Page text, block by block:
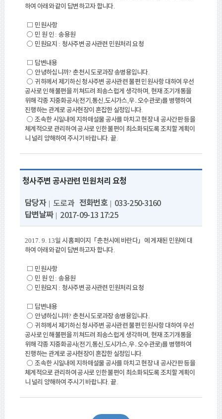
하여 아래와 같이 답변하고자 합니다.
□ 민원사항
○ 민 원 인 :송용원
○ 민원요지 : 청사주변 공사관련 민원처리 요청
□ 답변내용
○ 안녕하십니까?춘천시 도로과장 송병용입니다.
○귀하께서 제기하신 청사주변 공사관련 불편 민원사항 대하여 우선
공사로 인해 불편을 끼쳐드려 죄송스럽게 생각하며, 현재 조기개통을
위해 각종 지중화공사(전기,통신,도시가스,우․오수관로)를 병행하여
진행하는 관계로 공사현장이 혼잡한 실정입니다.
○조속한 시일내에 지하매설물 공사를 마치고 현장 내 공사간판 등을
체계적으로 관리하여 공사로 인한 불편이 최소화되도록 조치할 계획이
니 널리 양해하여 주시기 바랍니다.끝.
청사주변 공사관련 민원처리 요청
담당자 도로과 전화번호 033-250-3160
답변날짜 2017-09-13 17:25
2017. 9. 13일 시 홈페이지 「춘천시에 바란다」 에 게재된 민원에 대
하여 아래와 같이 답변하고자 합니다.
□ 민원사항
○ 민 원 인 :송용원
○ 민원요지 : 청사주변 공사관련 민원처리 요청
□ 답변내용
○ 안녕하십니까?춘천시 도로과장 송병용입니다.
○귀하께서 제기하신 청사주변 공사관련 불편 민원사항 대하여 우선
공사로 인해 불편을 끼쳐드려 죄송스럽게 생각하며, 현재 조기개통을
위해 각종 지중화공사(전기,통신,도시가스,우․오수관로)를 병행하여
진행하는 관계로 공사현장이 혼잡한 실정입니다.
○조속한 시일내에 지하매설물 공사를 마치고 현장 내 공사간판 등을
체계적으로 관리하여 공사로 인한 불편이 최소화되도록 조치할 계획이
니 널리 양해하여 주시기 바랍니다.끝.